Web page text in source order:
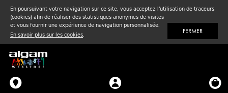
En poursuivant votre navigation sur ce site, vous acceptez l'utilisation de traceurs
(cookies) afin de réaliser des statistiques anonymes de visites
et vous fournir une expérience de navigation personnalisée.
En savoir plus sur les cookies. FERMER
Vent& Violon
Accessoires
Pièces détachées